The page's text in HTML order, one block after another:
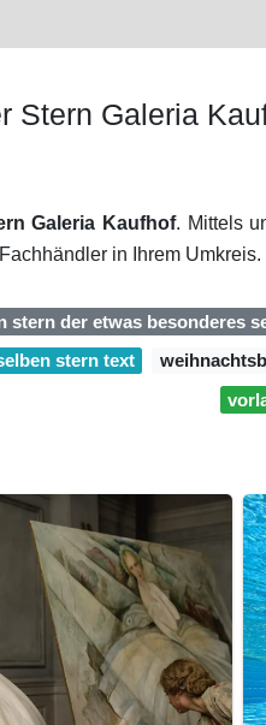
Stern Galeria
Galeria Kaufhof. Mittels
in Ihrem Umkreis.
stern der etwas besonderes
stern text